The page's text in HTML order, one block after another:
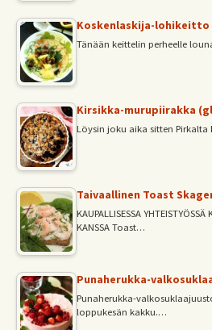
Koskenlaskija-lohikeitto
Tänään keittelin perheelle
Kirsikka-murupiirakka
Löysin joku aika sitten
Taivaallinen Toast
KAUPALLISESSA
KANSSA Toast…
Punaherukka-
Punaherukka-
loppukesän kakku.…